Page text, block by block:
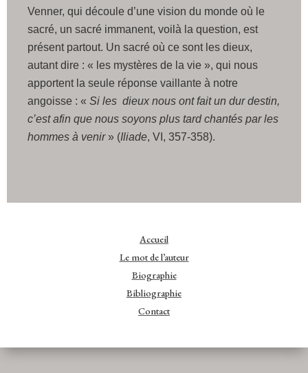
Venner, qui découle d’une vision du monde où le
sacré, un sacré immanent, voilà la question, est
présent partout. Un sacré où ce sont les dieux,
autant dire : « les mystères de la vie », qui nous
apportent la seule réponse vaillante à notre
angoisse : « Si les dieux nous ont fait un dur destin,
c’est afin que nous soyons plus tard chantés par les
hommes à venir » (Iliade, VI, 357-358).
Accueil
Le mot de l’auteur
Biographie
Bibliographie
Contact